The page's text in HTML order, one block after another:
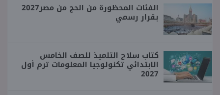
الفئات المحظورة من الحج من مصر2027
بقرار رسمي
كتاب سلاح التلميذ للصف الخامس
الابتدائي تكنولوجيا المعلومات ترم أول
2027